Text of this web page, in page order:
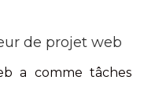
de projet web
a comme tâches